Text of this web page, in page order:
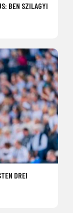
BEN SZILAGYI
DREI